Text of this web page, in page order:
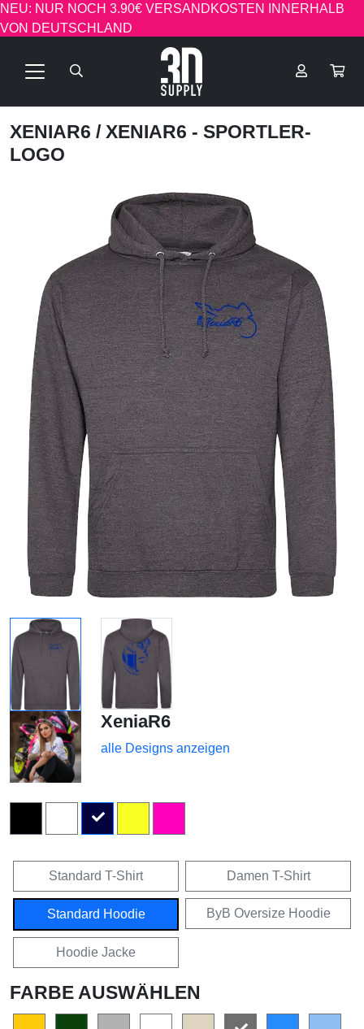
NEU: NUR NOCH 3.90€ VERSANDKOSTEN INNERHALB
VON DEUTSCHLAND
XENIAR6 / XENIAR6 - SPORTLER-
LOGO
XeniaR6
alle Designs anzeigen
Standard T-Shirt Damen T-Shirt
Standard Hoodie ByB Oversize Hoodie
Hoodie Jacke
FARBE AUSWÄHLEN